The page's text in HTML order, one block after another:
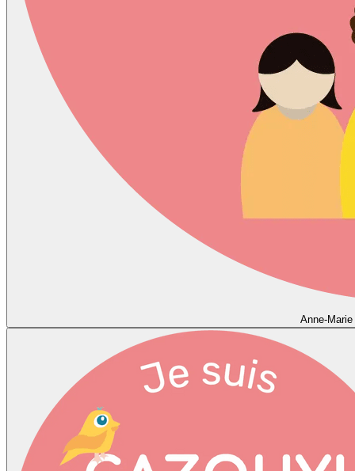
Anne-